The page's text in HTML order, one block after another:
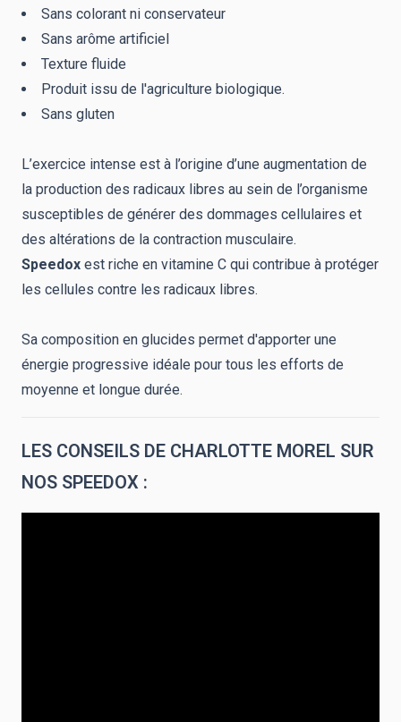
Sans colorant ni conservateur
Sans arôme artificiel
Texture fluide
Produit issu de l'agriculture biologique.
Sans gluten
L’exercice intense est à l’origine d’une augmentation de
la production des radicaux libres au sein de l’organisme
susceptibles de générer des dommages cellulaires et
des altérations de la contraction musculaire.
Speedox est riche en vitamine C qui contribue à protéger
les cellules contre les radicaux libres.
Sa composition en glucides permet d'apporter une
énergie progressive idéale pour tous les efforts de
moyenne et longue durée.
LES CONSEILS DE CHARLOTTE MOREL SUR
NOS SPEEDOX :